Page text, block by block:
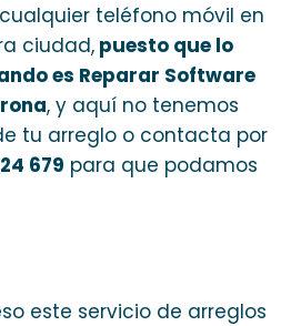
teléfono móvil en
ciudad, puesto que lo
es Reparar Software
, y aquí no tenemos
tu arreglo o contacta por
679 para que podamos
este servicio de arreglos